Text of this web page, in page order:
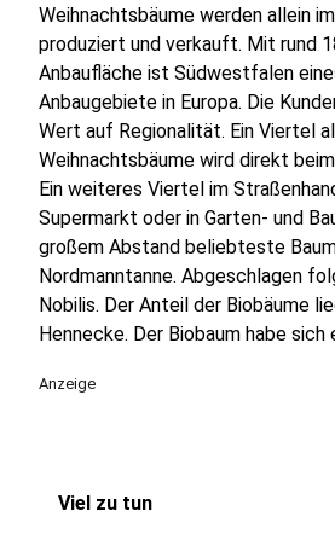
Weihnachtsbäume werden allein
produziert und verkauft. Mit rund
Anbaufläche ist Südwestfalen
Anbaugebiete in Europa. Die
Wert auf Regionalität. Ein Viertel
Weihnachtsbäume wird direkt
Ein weiteres Viertel im
Supermarkt oder in Garten- und
großem Abstand beliebteste
Nordmanntanne. Abgeschlagen
Nobilis. Der Anteil der Biobäume
Hennecke. Der Biobaum habe sich
Anzeige
Viel zu tun